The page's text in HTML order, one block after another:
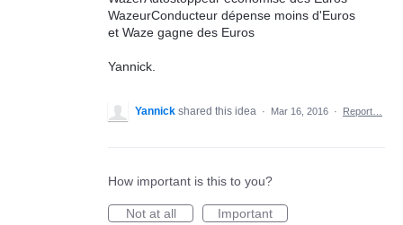
WazeurConducteur dépense moins d'Euros
et Waze gagne des Euros
Yannick.
Yannick shared this idea · Mar 16, 2016 · Report…
How important is this to you?
Not at all
Important